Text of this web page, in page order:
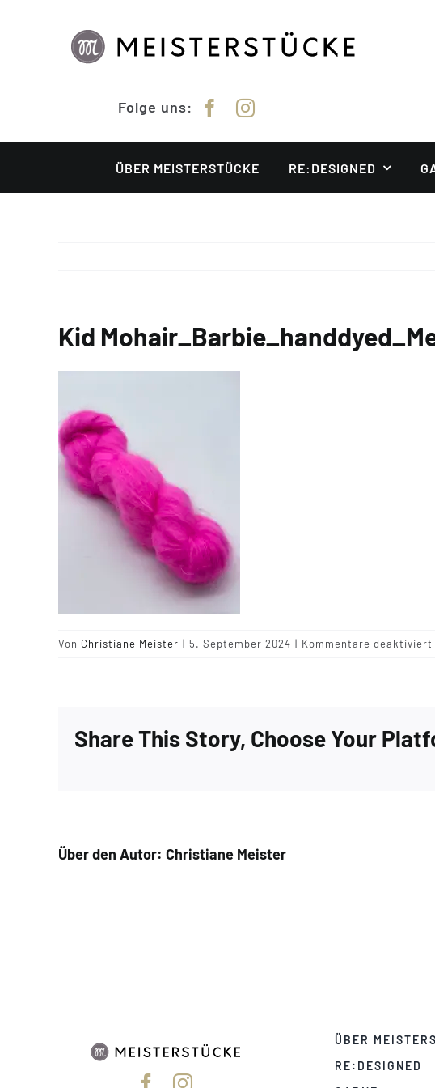
Folge uns:
ÜBER MEISTERSTÜCKE RE:DESIGNED
Kid
Von Christiane Meister | 5. September 2024 | Kommentare deaktiviert
Share This Story, Choose Your
Über den Autor: Christiane Meister
ÜBER
RE:DESIGNED